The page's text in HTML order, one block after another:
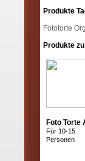
Produkte
Fototorte
Produkte
Foto Torte
Für 10-15
Personen